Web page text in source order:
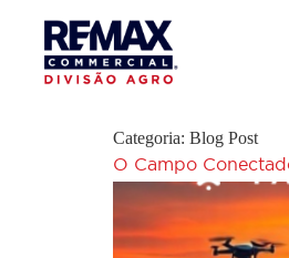
Categoria: Blog Post
O Campo